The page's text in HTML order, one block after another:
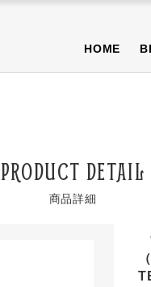
HOME
PRODUCT DETAIL
商品詳細
PURA限定商品